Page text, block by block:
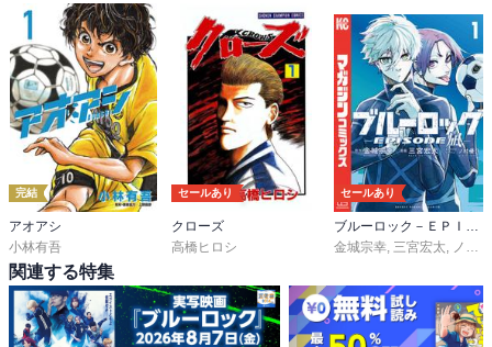
完結
アオアシ
小林有吾
セールあり
クローズ
高橋ヒロシ
セールあり
ブルーロック－ＥＰＩＳＯＤＥ 凪－
金城宗幸, 三宮宏太, ノ村優介
関連する特集